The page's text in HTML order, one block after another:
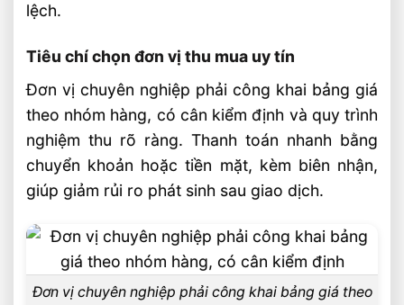
lệch.
Tiêu chí chọn đơn vị thu mua uy tín
Đơn vị chuyên nghiệp phải công khai bảng giá
theo nhóm hàng, có cân kiểm định và quy trình
nghiệm thu rõ ràng. Thanh toán nhanh bằng
chuyển khoản hoặc tiền mặt, kèm biên nhận,
giúp giảm rủi ro phát sinh sau giao dịch.
Đơn vị chuyên nghiệp phải công khai bảng giá theo